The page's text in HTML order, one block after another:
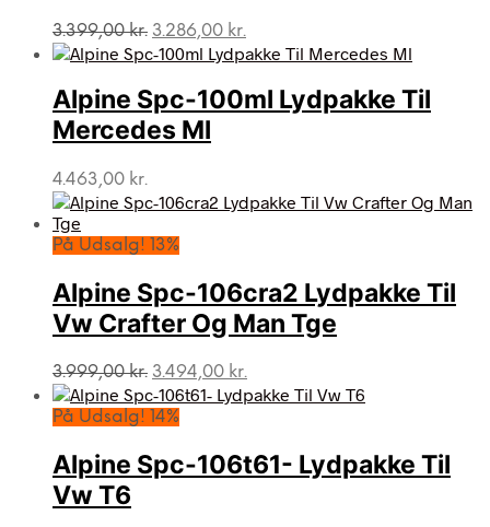
3.399,00kr. Den
oprindelige
var:
3.399,00 kr..
3.286,00 kr.
aktuelle
er:
3.286,00 kr..
Alpine Spc-100ml Lydpakke Til
Mercedes Ml
4.463,00 kr.
På Udsalg! 13%
Alpine Spc-106cra2 Lydpakke Til
Vw Crafter Og Man Tge
3.999,00kr. Den
oprindelige
pris
3.999,00 kr..
3.494,00 kr.
aktuelle
3.494,00 kr..
På Udsalg! 14%
Alpine Spc-106t61- Lydpakke Til
Vw T6